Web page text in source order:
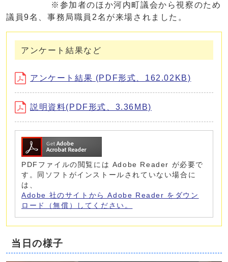
※参加者のほか河内町議会から視察のため
議員9名、事務局職員2名が来場されました。
アンケート結果など
アンケート結果 (PDF形式、162.02KB)
説明資料(PDF形式、3.36MB)
PDFファイルの閲覧には Adobe Reader が必要で
す。同ソフトがインストールされていない場合に
は、
Adobe 社のサイトから Adobe Reader をダウン
ロード（無償）してください。
当日の様子